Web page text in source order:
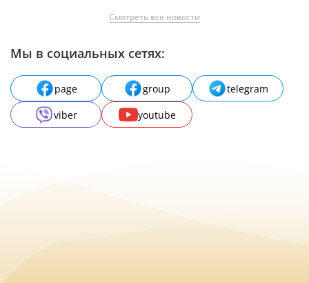
Смотреть все новости
Мы в социальных сетях:
page group
telegram
viber
youtube